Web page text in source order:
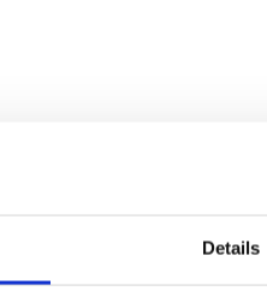
Details